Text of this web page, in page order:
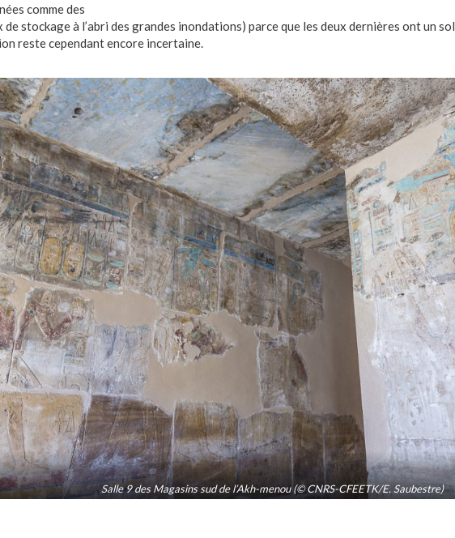
comme des
de stockage à l’abri des grandes inondations) parce que les deux dernières ont un sol
reste cependant encore incertaine.
Salle 9 des Magasins sud de l’Akh-menou(© CNRS-CFEETK/E. Saubestre)